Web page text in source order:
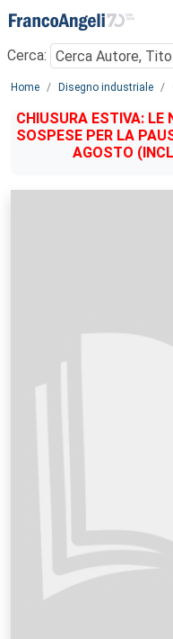
Menu
Cerca:
Main content
Home Disegno industriale
CHIUSURA ESTIVA: LE
SOSPESE PER LA
AGOSTO